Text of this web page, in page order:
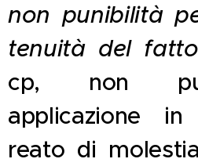
non punibilità
tenuità del
cp, non
applicazione
reato di